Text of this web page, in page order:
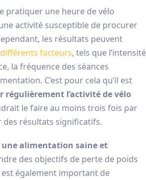
pratiquer une heure de vélo
activité susceptible de procurer
les résultats peuvent
différents facteurs, tels que l’intensité
la fréquence des séances
C’est pour cela qu’il est
régulièrement l’activité de vélo
le faire au moins trois fois par
résultats significatifs.
alimentation saine et
des objectifs de perte de poids
également important de